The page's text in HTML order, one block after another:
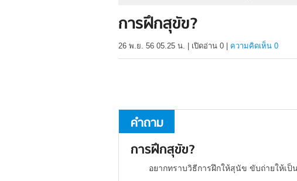
การฝึกสุขัข?
26 พ.ย. 56 05.25 น. เปิดอ่าน 0 ความคิดเห็น 0
คำถาม
การฝึกสุขัข?
อยากทราบวิธีการฝึกให้สุนัข ขับถ่ายให้เ